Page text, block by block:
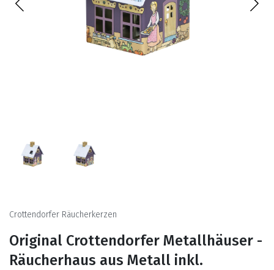
Crottendorfer Räucherkerzen
Original Crottendorfer Metallhäuser -
Räucherhaus aus Metall inkl.